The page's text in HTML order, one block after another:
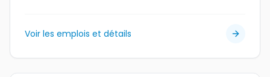
Voir les emplois et détails